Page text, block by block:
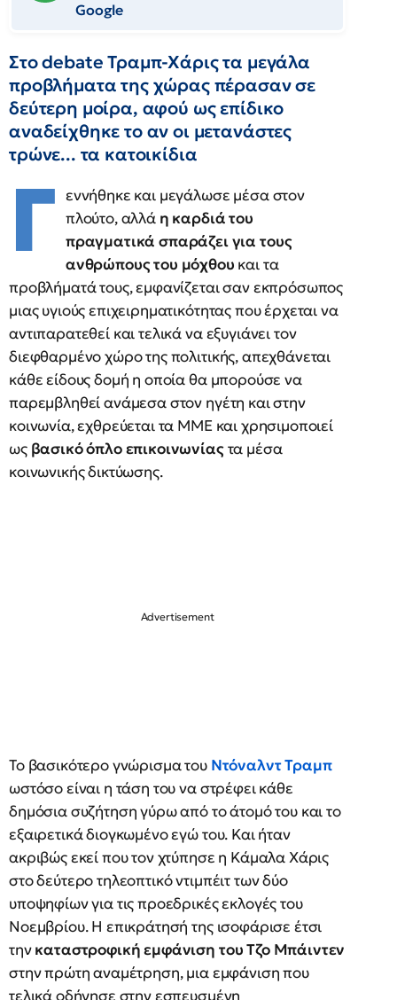
Google
Στο debate Τραμπ-Χάρις τα μεγάλα
προβλήματα της χώρας πέρασαν σε
δεύτερη μοίρα, αφού ως επίδικο
αναδείχθηκε το αν οι μετανάστες
τρώνε... τα κατοικίδια
Γ εννήθηκε και μεγάλωσε μέσα στον
πλούτο, αλλά η καρδιά του
πραγματικά σπαράζει για τους
ανθρώπους του μόχθου και τα
προβλήματά τους, εμφανίζεται σαν εκπρόσωπος
μιας υγιούς επιχειρηματικότητας που έρχεται να
αντιπαρατεθεί και τελικά να εξυγιάνει τον
διεφθαρμένο χώρο της πολιτικής, απεχθάνεται
κάθε είδους δομή η οποία θα μπορούσε να
παρεμβληθεί ανάμεσα στον ηγέτη και στην
κοινωνία, εχθρεύεται τα ΜΜΕ και χρησιμοποιεί
ως βασικό όπλο επικοινωνίαςτα μέσα
κοινωνικής δικτύωσης.
Το βασικότερο γνώρισμα του Ντόναλντ Τραμπ
ωστόσο είναι η τάση του να στρέφει κάθε
δημόσια συζήτηση γύρω από το άτομό του και το
εξαιρετικά διογκωμένο εγώ του. Και ήταν
ακριβώς εκεί που τον χτύπησε η Κάμαλα Χάρις
στο δεύτερο τηλεοπτικό ντιμπέιτ των δύο
υποψηφίων για τις προεδρικές εκλογές του
Νοεμβρίου. Η επικράτησή της ισοφάρισε έτσι
τηνκαταστροφική εμφάνιση του Τζο Μπάιντεν
στην πρώτη αναμέτρηση, μια εμφάνιση που
τελικά οδήγησε στην εσπευσμένη